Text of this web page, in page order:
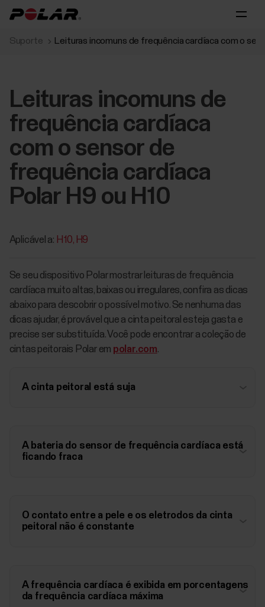
Suporte Leituras incomuns de frequência cardíaca com o
Leituras incomuns de
frequência cardíaca
com o sensor de
frequência cardíaca
Polar H9 ou H10
Aplicável a: H10 H9
Se seu dispositivo Polar mostrar leituras de frequência
cardíaca muito altas, baixas ou irregulares, confira as dicas
abaixo para descobrir o possível motivo. Se nenhuma das
dicas ajudar, é provável que a cinta peitoral esteja gasta e
precise ser substituída. Você pode encontrar a coleção de
cintas peitorais Polar em polar.com.
A cinta peitoral está suja
A bateria do sensor de frequência cardíaca está
ficando fraca
O contato entre a pele e os eletrodos da cinta
peitoral não é constante
A frequência cardíaca é exibida em porcentagens
da frequência cardíaca máxima